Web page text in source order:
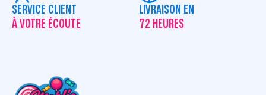
SERVICE CLIENT
À VOTRE ÉCOUTE
LIVRAISON EN
72 HEURES